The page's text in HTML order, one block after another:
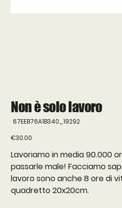
Non è solo lavoro
SKU
67EEB76A1B340_19292
67EEB76A1B340_19292
Price
€30.00
Lavoriamo in media 90.000
passarle male! Facciamo
lavoro sono anche 8 ore di
quadretto 20x20cm.